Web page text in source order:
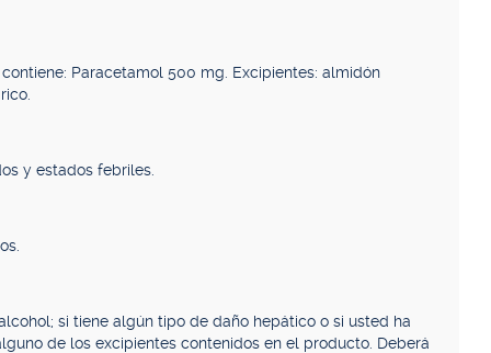
Paracetamol 500 mg. Excipientes: almidón
y estados febriles.
si tiene algún tipo de daño hepático o si usted ha
de los excipientes contenidos en el producto. Deberá